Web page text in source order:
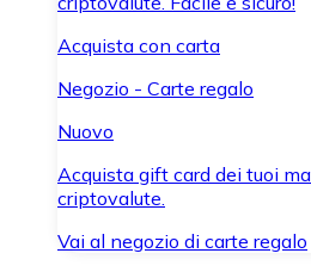
Acquista con carta
Negozio - Carte regalo
Nuovo
Acquista gift card dei tuoi
criptovalute.
Vai al negozio di carte regalo